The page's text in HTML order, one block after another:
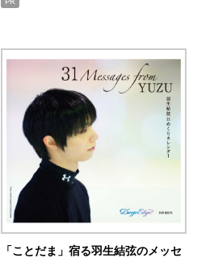
「ことだま」宿る羽生結弦のメッセ